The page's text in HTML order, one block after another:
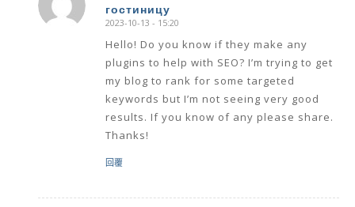
гостиницу
says:
2023-10-13 - 15:20
Hello! Do you know if they make any
plugins to help with SEO? I’m trying to get
my blog to rank for some targeted
keywords but I’m not seeing very good
results. If you know of any please share.
Thanks!
回覆